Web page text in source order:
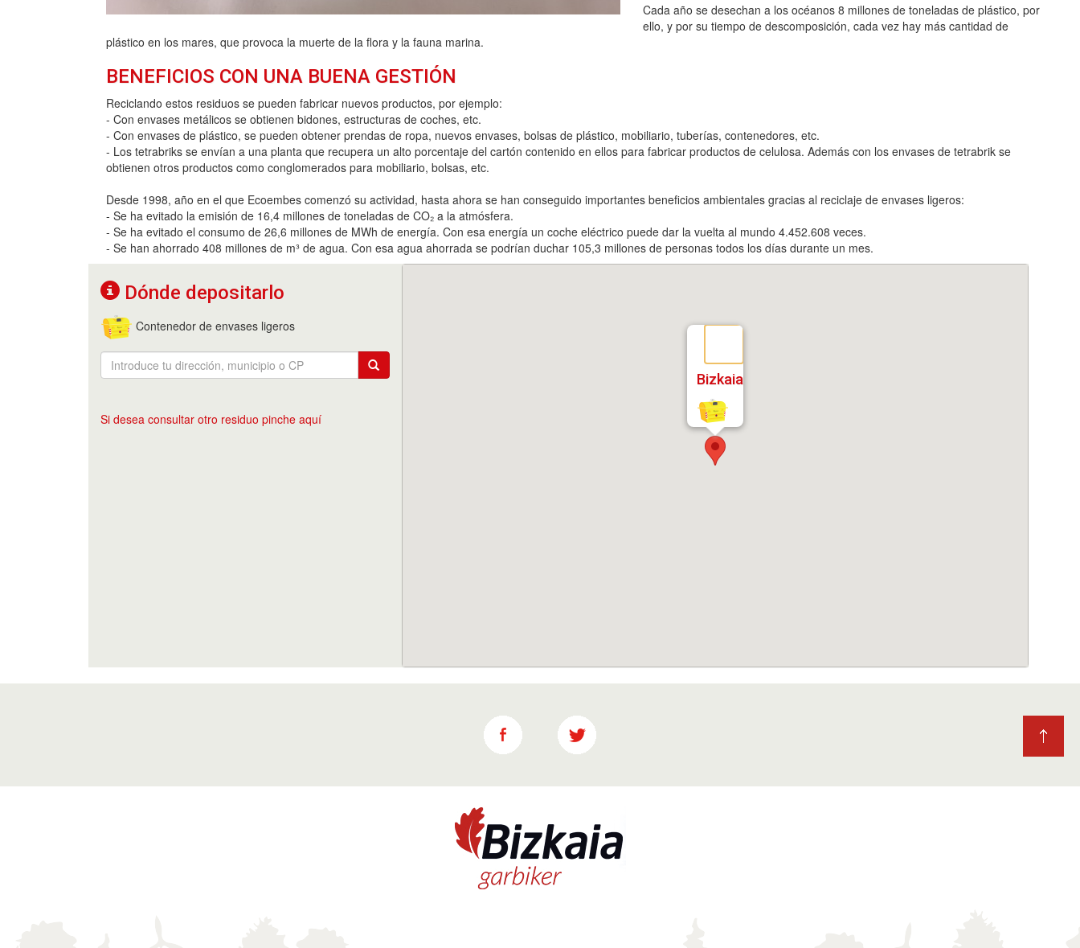
Cada año se desechan a los océanos 8 millones de toneladas de plástico, por
ello, y por su tiempo de descomposición, cada vez hay más cantidad de
plástico en los mares, que provoca la muerte de la flora y la fauna marina.
BENEFICIOS CON UNA BUENA GESTIÓN
Reciclando estos residuos se pueden fabricar nuevos productos, por ejemplo:
- Con envases metálicos se obtienen bidones, estructuras de coches, etc.
- Con envases de plástico, se pueden obtener prendas de ropa, nuevos envases, bolsas de plástico, mobiliario, tuberías, contenedores, etc.
- Los tetrabriks se envían a una planta que recupera un alto porcentaje del cartón contenido en ellos para fabricar productos de celulosa. Además con los envases de tetrabrik se
obtienen otros productos como conglomerados para mobiliario, bolsas, etc.
Desde 1998, año en el que Ecoembes comenzó su actividad, hasta ahora se han conseguido importantes beneficios ambientales gracias al reciclaje de envases ligeros:
- Se ha evitado la emisión de 16,4 millones de toneladas de CO₂ a la atmósfera.
- Se ha evitado el consumo de 26,6 millones de MWh de energía. Con esa energía un coche eléctrico puede dar la vuelta al mundo 4.452.608 veces.
- Se han ahorrado 408 millones de m³ de agua. Con esa agua ahorrada se podrían duchar 105,3 millones de personas todos los días durante un mes.
Dónde depositarlo
Contenedor de envases ligeros
Si desea consultar otro residuo pinche aquí
Bizkaia